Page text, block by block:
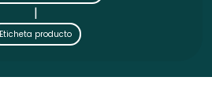
|
Eticheta producto